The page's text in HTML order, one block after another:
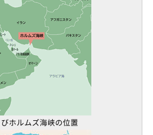
ホルムズ海峡の位置